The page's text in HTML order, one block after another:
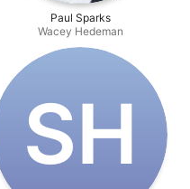
Paul Sparks
Wacey Hedeman
S‌H